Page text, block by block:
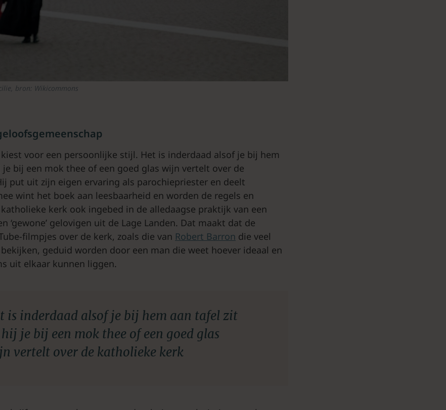
bron: Wikicommons
voor een persoonlijke stijl. Het is inderdaad alsof je bij hem
bij een mok thee of een goed glas wijn vertelt over de
put uit zijn eigen ervaring als parochiepriester en deelt
wint het boek aan leesbaarheid en worden de regels en
kerk ook ingebed in de alledaagse praktijk van een
‘gewone’ gelovigen uit de Lage Landen. Dat maakt dat de
filmpjes over de kerk, zoals die van Robert Barron die veel
geduid worden door een man die weet hoever ideaal en
uit elkaar kunnen liggen.
is inderdaad alsof je bij hem aan tafel zit
je bij een mok thee of een goed glas
vertelt over de katholieke kerk